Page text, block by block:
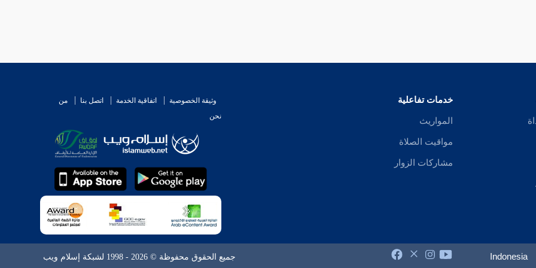
خدمات تفاعلية
المواريث
مواقيت الصلاة
مشاركات الزوار
وثيقة الخصوصية اتفاقية الخدمة اتصل بنا
من
نحن
Indonesia جميع الحقوق محفوظة © 2026 - 1998 لشبكة إسلام ويب